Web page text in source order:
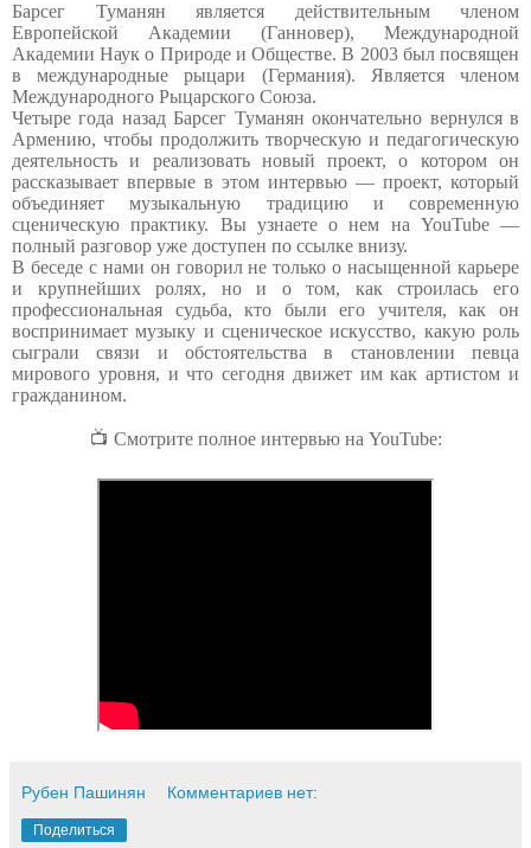
Барсег Туманян является действительным членом
Европейской Академии (Ганновер), Международной
Академии Наук о Природе и Обществе. В 2003 был посвящен
в международные рыцари (Германия). Является членом
Международного Рыцарского Союза.
Четыре года назад Барсег Туманян окончательно вернулся в
Армению, чтобы продолжить творческую и педагогическую
деятельность и реализовать новый проект, о котором он
рассказывает впервые в этом интервью — проект, который
объединяет музыкальную традицию и современную
сценическую практику. Вы узнаете о нем на YouTube—
полный разговор уже доступен по ссылке внизу.
В беседе с нами он говорил не только о насыщенной карьере
и крупнейших ролях, но и о том, как строилась его
профессиональная судьба, кто были его учителя, как он
воспринимает музыку и сценическое искусство, какую роль
сыграли связи и обстоятельства в становлении певца
мирового уровня, и что сегодня движет им как артистом и
гражданином.
📺 Смотрите полное интервью на YouTube:
Рубен Пашинян Комментариев нет:
Поделиться